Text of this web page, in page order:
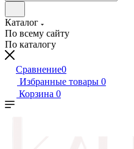
Каталог
По всему сайту
По каталогу
Сравнение0
Избранные товары 0
Корзина 0